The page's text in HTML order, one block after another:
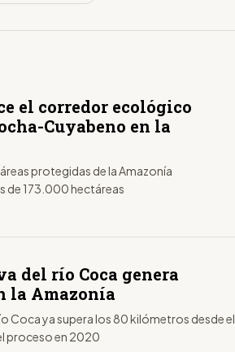
el corredor ecológico
Cuyabeno en la
protegidas de la Amazonía
de 173.000 hectáreas
del río Coca genera
la Amazonía
Coca ya supera los 80 kilómetros desde el
proceso en 2020